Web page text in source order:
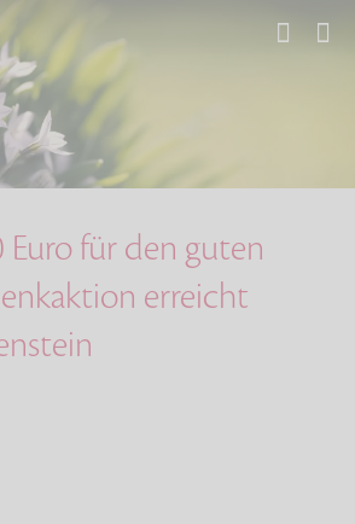
guten Zweck: Gedenka…
Euro für den guten
erreicht